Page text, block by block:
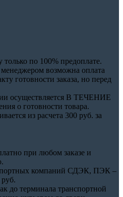
только по 100% предоплате.
возможна оплата
готовности заказа, но перед
осуществляется В ТЕЧЕНИЕ
о готовности товара.
из расчета 300 руб. за
при любом заказе и
компаний СДЭК, ПЭК –
до терминала транспортной